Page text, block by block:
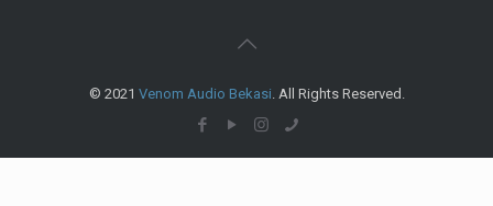
© 2021 Venom Audio Bekasi . All Rights Reserved.